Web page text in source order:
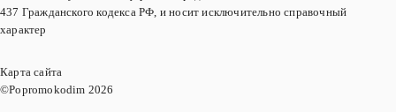
©Popromokodim 2026
Карта сайта
437 Гражданского кодекса РФ, и носит исключительно справочный
характер